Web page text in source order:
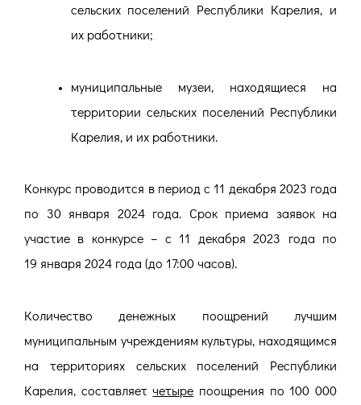
сельских поселений Республики Карелия, и
их работники;
муниципальные музеи, находящиеся на
территории сельских поселений Республики
Карелия, и их работники.
Конкурс проводится в период с 11 декабря 2023 года
по 30 января 2024 года. Срок приема заявок на
участие в конкурсе – с 11 декабря 2023 года по
19 января 2024 года (до 17:00 часов).
Количество денежных поощрений лучшим
муниципальным учреждениям культуры, находящимся
на территориях сельских поселений Республики
Карелия, составляетчетыре поощрения по 100 000